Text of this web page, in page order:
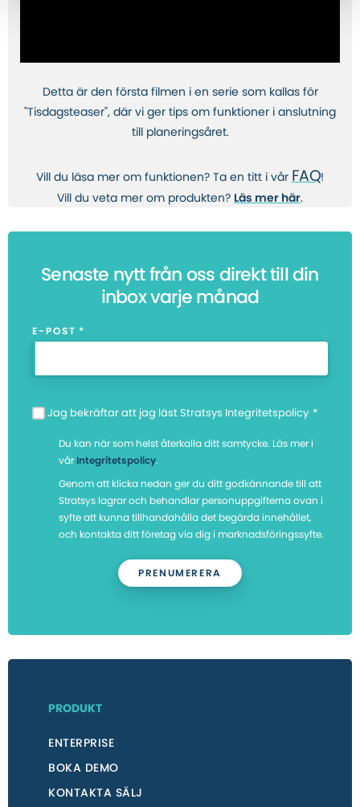
Detta är den första filmen i en serie som kallas för
"Tisdagsteaser", där vi ger tips om funktioner i anslutning
till planeringsåret.
Vill du läsa mer om funktionen? Ta en titt i vår FAQ!
Vill du veta mer om produkten? Läs mer här.
Senaste nytt från oss direkt till din
inbox varje månad
E-POST *
Jag bekräftar att jag läst Stratsys Integritetspolicy *
Du kan när som helst återkalla ditt samtycke. Läs mer i
vår Integritetspolicy.
Genom att klicka nedan ger du ditt godkännande till att
Stratsys lagrar och behandlar personuppgifterna ovan i
syfte att kunna tillhandahålla det begärda innehållet,
och kontakta ditt företag via dig i marknadsföringssyfte.
PRODUKT
ENTERPRISE
BOKA DEMO
KONTAKTA SÄLJ